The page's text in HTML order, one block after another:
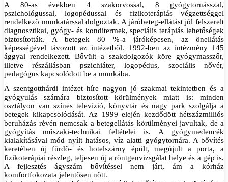
A 80-as években 4 szakorvossal, 8 gyógytornásszal,
pszichológussal, logopédussal és fizikoterápiás végzettséggel
rendelkező munkatárssal dolgoztak. A járóbeteg-ellátást jól felszerelt
diagnosztikai, gyógy- és konditermek, speciális terápiás lehetőségek
biztosították. A betegek 80 %-a járóképesen, az önellátás
képességével távozott az intézetből. 1992-ben az intézmény 145
ággyal rendelkezett. Bővült a szakdolgozók köre gyógymasszőr,
illetve részállásban pszichiáter, logopédus, szociális nővér,
pedagógus kapcsolódott be a munkába.
A szentgotthárdi intézet híre nagyon jó szakmai tekintetben és a
gyógyulás számára biztosított körülmények miatt is: minden
osztályon van színes televízió, könyvtár és nagy park szolgálja a
betegek kikapcsolódását. Az 1999 elején kezdődött hétszázmilliós
beruházás révén nemcsak a betegellátás körülményei javultak, de a
gyógyítás műszaki-technikai feltételei is. A gyógymedencék
kialakításával mód nyílt hatásos, víz alatti gyógytornára. A bővítés
keretében új fürdő- és hotelszárny épült, megújult a porta, a
fizikoterápiai részleg, teljesen új a röntgenvizsgálat helye és a gép is.
A fejlesztés ágyszám bővítéssel nem járt, ám a kórház
komfortfokozata jelentősen nőtt.